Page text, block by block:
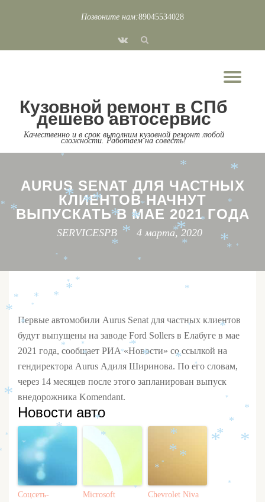
Позвоните нам:89045534028
fa-
Кузовной ремонт в СПб
дешево автосервис
Качественно и в срок выполним кузовной ремонт любой
сложности. Работаем на совесть!
AURUS SENAT ДЛЯ ЧАСТНЫХ
КЛИЕНТОВ НАЧНУТ
ВЫПУСКАТЬ В МАЕ 2021 ГОДА
SERVICESPB 4 марта, 2020
Первые автомобили Aurus Senat для частных клиентов
будут выпущены на заводе Ford Sollers в Елабуге в мае
2021 года, сообщает РИА «Нoвости» со ссылкой на
гендиректора Aurus Адиля Ширинова. По его словам,
через 14 месяцев после этого запланирован выпуск
внедорожника Komendant.
Новости авто
Соцсеть-
Microsoft
Chevrolet Niva
*
*
*
*
*
*
*
*
*
*
*
*
*
*
*
*
*
*
*
*
*
* *
*
*
*
*
*
*
*
*
*
*
*
*
*
*
*
*
*
*
*
*
*
*
*
*
*
*
*
*
*
*
*
*
*
*
*
*
*
*
*
*
*
*
*
*
*
*
*
*
*
*
*
*